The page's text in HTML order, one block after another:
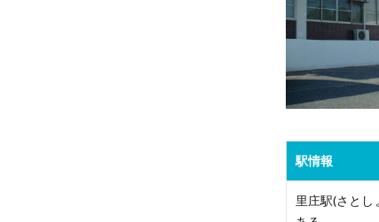
駅情報
里庄駅(さとし